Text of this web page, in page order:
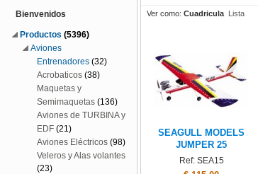
Ver como: Cuadricula Lista
SEAGULL MODELS
JUMPER 25
Ref: SEA15
Bienvenidos
Productos (5396)
Aviones
Entrenadores (32)
Acrobaticos (38)
Maquetas y
Semimaquetas (136)
Aviones de TURBINA y
EDF (21)
Aviones Eléctricos (98)
Veleros y Alas volantes
(23)